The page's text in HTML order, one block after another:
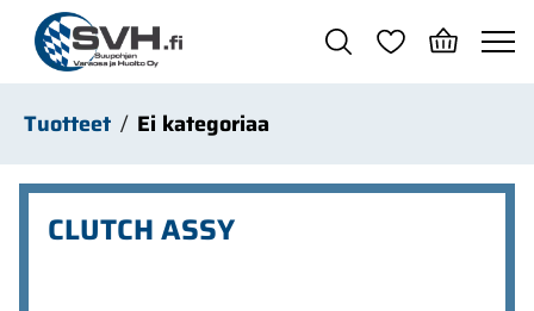
Siirry pääsisältöön
Tuotteet Ei kategoriaa
CLUTCH ASSY